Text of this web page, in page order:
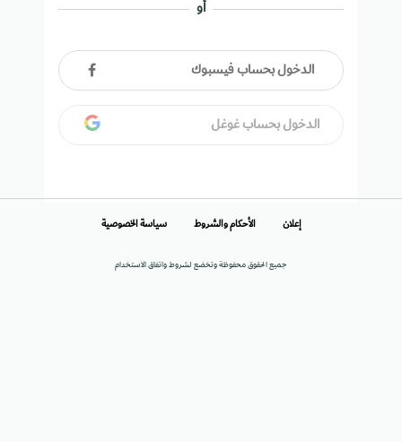
أو
الدخول بحساب فيسبوك
الدخول بحساب غوغل
جميع الحقوق محفوظة وتخضع لشروط واتفاق الاستخدام
إعلان الأحكام والشروط سياسة الخصوصية